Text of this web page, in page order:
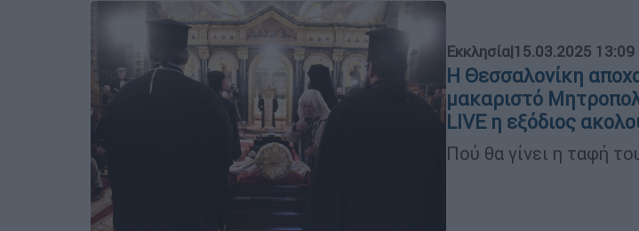
Εκκλησία|15.03.2025 13:09
Η Θεσσαλονίκη
μακαριστό
LIVE η εξόδιος
Πού θα γίνει η ταφή